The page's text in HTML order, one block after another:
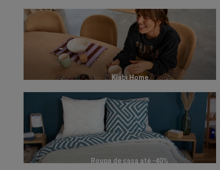
Kiabi Home
Roupa de casa até -40%